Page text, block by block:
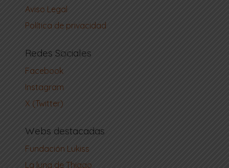
Aviso Legal
Política de privacidad
Redes Sociales
Facebook
Instagram
X (Twitter)
Webs destacadas
Fundación Lukiss
La luna de Thiago